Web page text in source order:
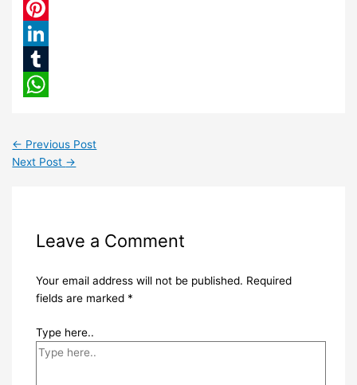
Blogger
Pinterest
LinkedIn
Tumblr
← Previous Post
Next Post →
Leave a Comment
Your email address will not be published. Required
fields are marked *
Type here..